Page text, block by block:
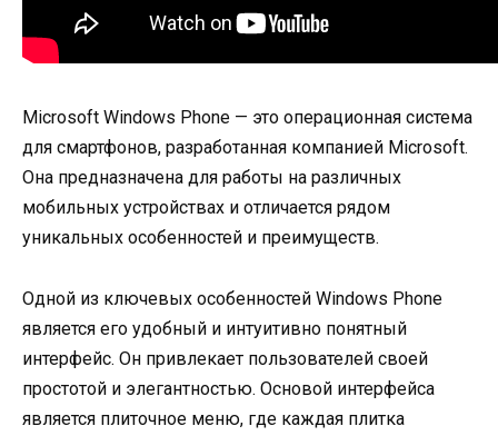
Microsoft Windows Phone — это операционная система
для смартфонов, разработанная компанией Microsoft.
Она предназначена для работы на различных
мобильных устройствах и отличается рядом
уникальных особенностей и преимуществ.
Одной из ключевых особенностей Windows Phone
является его удобный и интуитивно понятный
интерфейс. Он привлекает пользователей своей
простотой и элегантностью. Основой интерфейса
является плиточное меню, где каждая плитка